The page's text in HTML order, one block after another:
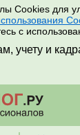
Cookies для
с
учету и